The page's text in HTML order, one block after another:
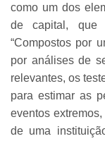
como um dos
de capital, que
“Compostos por
por análises de
relevantes, os
para estimar as
eventos
de uma